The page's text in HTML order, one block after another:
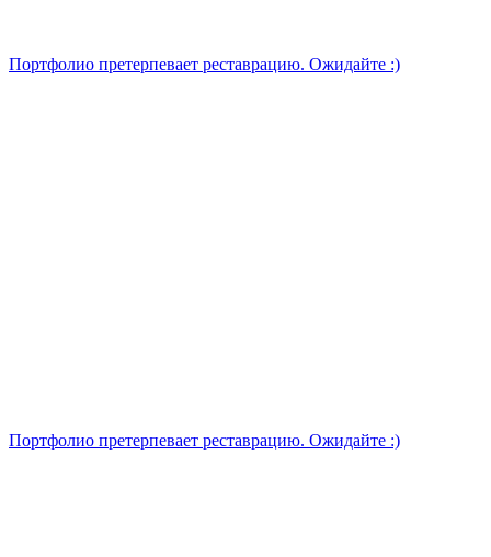
Портфолио претерпевает реставрацию. Ожидайте :)
Портфолио претерпевает реставрацию. Ожидайте :)